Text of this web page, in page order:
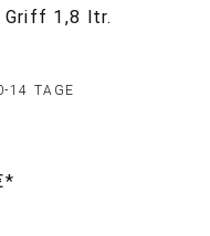
Griff 1,8 ltr.
14 TAGE